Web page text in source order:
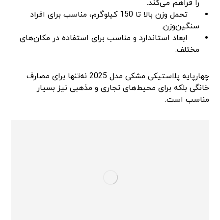
را فراهم می‌کند.
تحمل وزن بالا تا 150 کیلوگرم، مناسب برای افراد
سنگین‌وزن.
ابعاد استاندارد و مناسب برای استفاده در مکان‌های
مختلف.
چهارپایه پلاستیکی مشکی مدل 2025 نه‌تنها برای مصارف
خانگی بلکه برای محیط‌های تجاری و مذهبی نیز بسیار
مناسب است.